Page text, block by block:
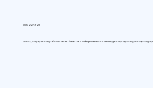
0:00 22/7/26
AIUEO (Tokyo) sẽ đồng tổ chức các buổi hội thảo miễn phí dành cho cán bộ giáo dục tập trung vào việc ứng